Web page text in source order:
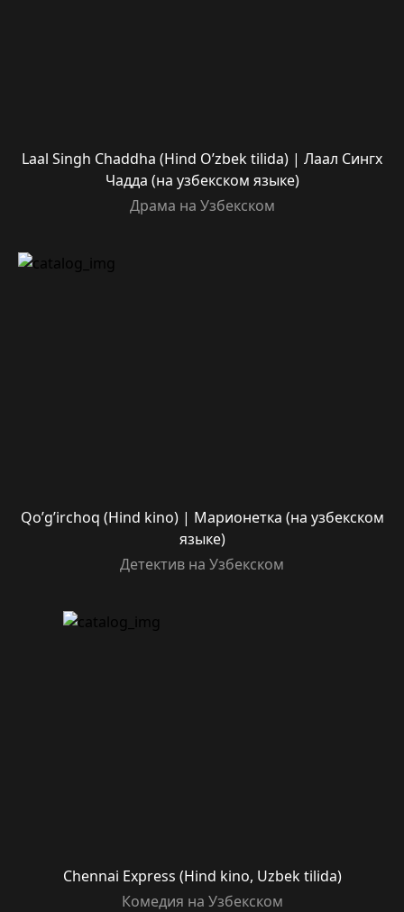
Laal Singh Chaddha (Hind O’zbek tilida) | Лаал Сингх
Чадда (на узбекском языке)
Драма на Узбекском
Qo’g’irchoq (Hind kino) | Марионетка (на узбекском
языке)
Детектив на Узбекском
Chennai Express (Hind kino, Uzbek tilida)
Комедия на Узбекском